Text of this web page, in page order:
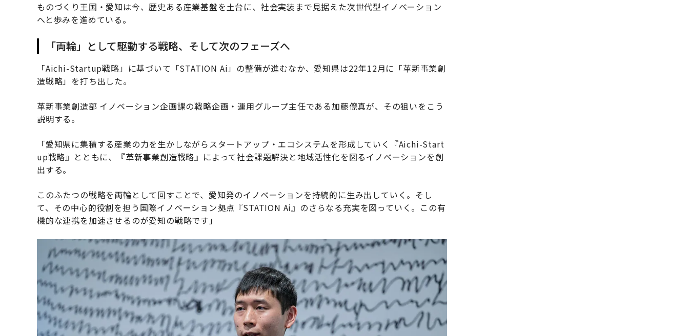
ものづくり王国・愛知は今、歴史ある産業基盤を土台に、社会実装まで見据えた次世代型イノベーション
へと歩みを進めている。
「両輪」として駆動する戦略、そして次のフェーズへ
「Aichi-Startup戦略」に基づいて「STATION Ai」の整備が進むなか、愛知県は22年12月に「革新事業創
造戦略」を打ち出した。
革新事業創造部 イノベーション企画課の戦略企画・運用グループ主任である加藤僚真が、その狙いをこう
説明する。
「愛知県に集積する産業の力を生かしながらスタートアップ・エコシステムを形成していく『Aichi-Start
up戦略』とともに、『革新事業創造戦略』によって社会課題解決と地域活性化を図るイノベーションを創
出する。
このふたつの戦略を両輪として回すことで、愛知発のイノベーションを持続的に生み出していく。そし
て、その中心的役割を担う国際イノベーション拠点『STATION Ai』のさらなる充実を図っていく。この有
機的な連携を加速させるのが愛知の戦略です」